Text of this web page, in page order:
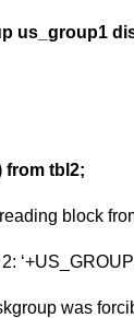
us_group1
from tbl2;
block
was